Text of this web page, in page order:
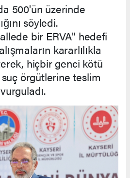
500'ün üzerinde
söyledi.
bir ERVA" hedefi
kararlılıkla
hiçbir genci kötü
suç örgütlerine teslim